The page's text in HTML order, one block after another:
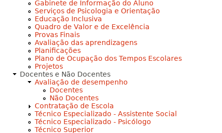
Gabinete de Informação do Aluno
Serviços de Psicologia e Orientação
Educação Inclusiva
Quadro de Valor e de Excelência
Provas Finais
Avaliação das aprendizagens
Planificações
Plano de Ocupação dos Tempos Escolares
Projetos
Docentes e Não Docentes
Avaliação de desempenho
Docentes
Não Docentes
Contratação de Escola
Técnico Especializado - Assistente Social
Técnico Especializado - Psicólogo
Técnico Superior